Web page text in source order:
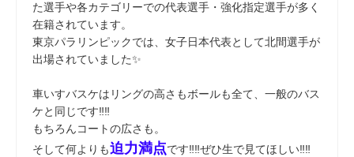
た選手や各カテゴリーでの代表選手・強化指定選手が多く
在籍されています。
東京パラリンピックでは、女子日本代表として北間選手が
出場されていました✨
車いすバスケはリングの高さもボールも全て、一般のバス
ケと同じです‼‼
もちろんコートの広さも。
そして何よりも迫力満点です‼‼ぜひ生で見てほしい‼‼